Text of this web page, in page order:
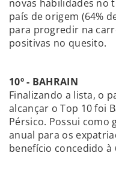
novas habilidades no
país de origem (64%
para progredir na
positivas no quesito.
10º - BAHRAIN
Finalizando a lista, o
alcançar o Top 10 foi
Pérsico. Possui como
anual para os
benefício concedido à